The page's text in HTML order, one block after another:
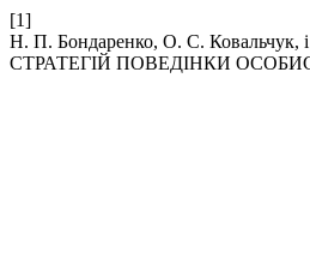
[1]
Н. П. Бондаренко, О. С.
СТРАТЕГІЙ ПОВЕДІНКИ